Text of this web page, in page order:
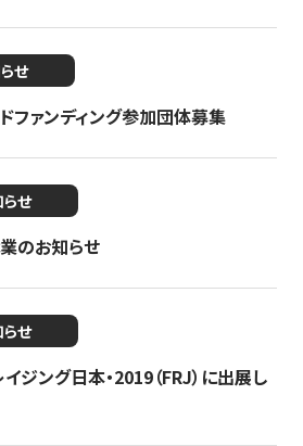
せ
ファンディング参加団体募集
せ
のお知らせ
せ
イジング日本・2019（FRJ）に出展し